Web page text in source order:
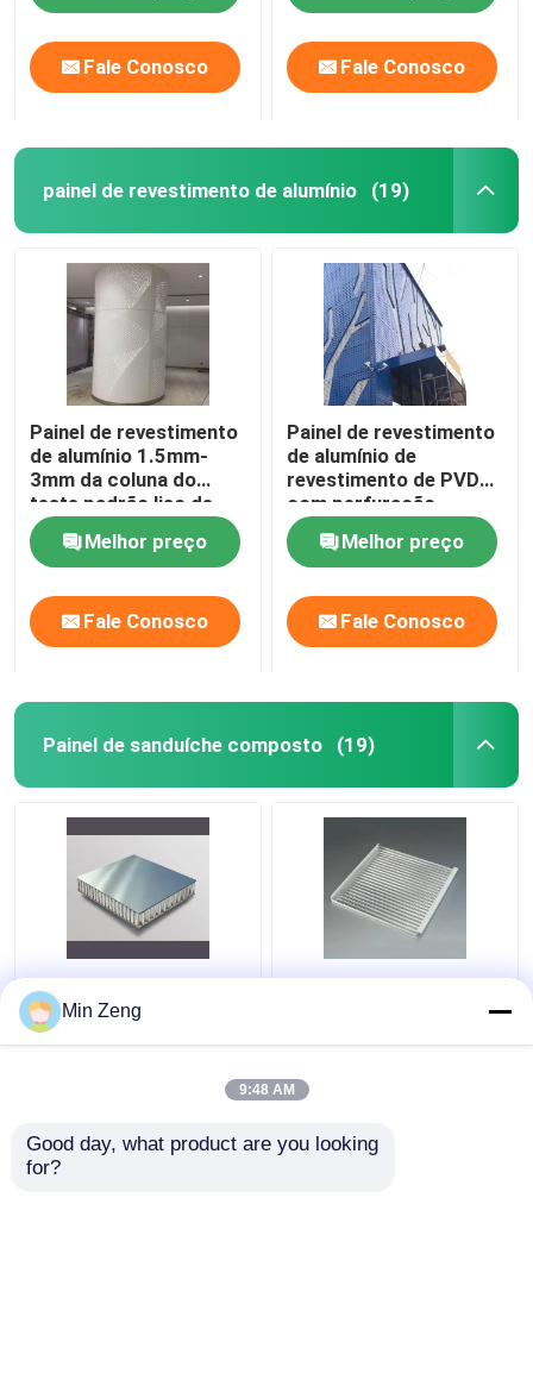
Fale Conosco Fale Conosco
painel de revestimento de alumínio (19)
Painel de revestimento
de alumínio 1.5mm-
3mm da coluna do
teste padrão liso de
prata
Melhor preço
Fale Conosco
Painel de revestimento
de alumínio de
revestimento de PVDF
com perfuração
personalizada
Melhor preço
Fale Conosco
Painel de sanduíche composto (19)
Painéis de alumínio
compostos do favo de
mel do painel de
600X600 corrugou
telhas do teto do metal
Min Zeng
9:48 AM
Good day, what product are you looking
for?